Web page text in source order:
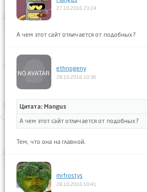
27.10.2016 23:24
А чем этот сайт отличается от подобных?
ethnogeny
28.10.2016 10:36
Цитата: Mangus
А чем этот сайт отличается от подобных?
Тем, что она на главной.
mrfrostys
28.10.2016 10:41